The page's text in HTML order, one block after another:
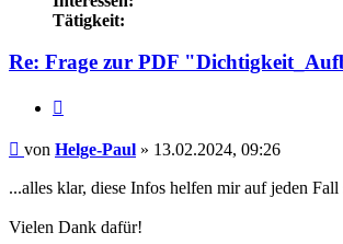
Tätigkeit:
Re: Frage zur PDF
Beitrag
von Helge-Paul » 13.02.2024, 09:26
...alles klar, diese Infos helfen mir auf jeden
Vielen Dank dafür!